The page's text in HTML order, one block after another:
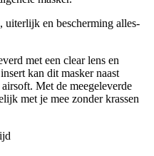
en bescherming alles-
met een clear lens en
kan dit masker naast
Met de meegeleverde
met je mee zonder krassen